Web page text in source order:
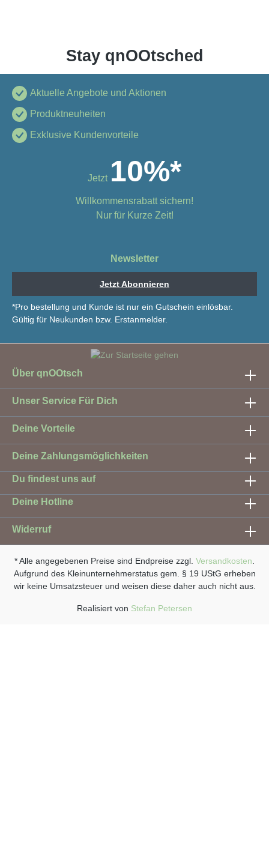
Stay qnOOtsched
Aktuelle Angebote und Aktionen
Produktneuheiten
Exklusive Kundenvorteile
Jetzt 10%*
Willkommensrabatt sichern!
Nur für Kurze Zeit!
Newsletter
Jetzt Abonnieren
*Pro bestellung und Kunde ist nur ein Gutschein einlösbar.
Gültig für Neukunden bzw. Erstanmelder.
Über qnOOtsch
Unser Service Für Dich
Deine Vorteile
Deine Zahlungsmöglichkeiten
Du findest uns auf
Deine Hotline
Widerruf
* Alle angegebenen Preise sind Endpreise zzgl. Versandkosten
Aufgrund des Kleinunternehmerstatus gem. § 19 UStG erheben
wir keine Umsatzsteuer und weisen diese daher auch nicht aus.
Realisiert von Stefan Petersen